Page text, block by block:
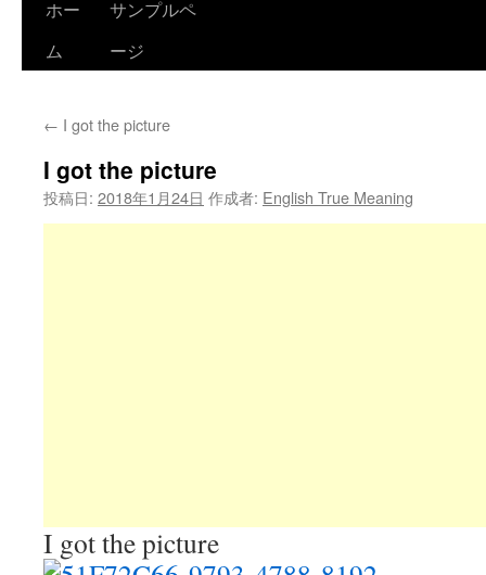
ホー
ム
サンプルペ
ージ
← I got the picture
I got the picture
投稿日: 2018年1月24日 作成者: English True Meaning
I got the picture